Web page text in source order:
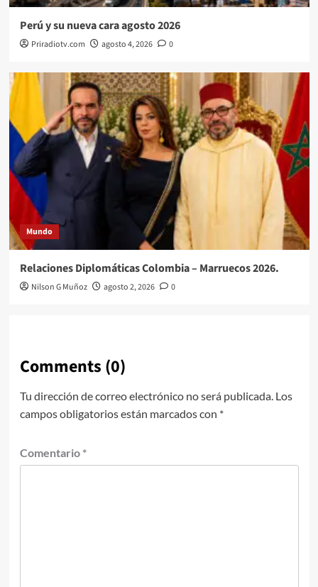
Perú y su nueva cara agosto 2026
Priradiotv.com agosto 4, 2026 0
Mundo
Relaciones Diplomáticas Colombia – Marruecos 2026.
Nilson G Muñoz agosto 2, 2026 0
Comments (0)
Tu dirección de correo electrónico no será publicada. Los
campos obligatorios están marcados con *
Comentario *